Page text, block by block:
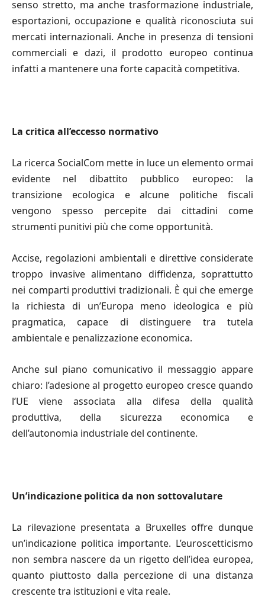
senso stretto, ma anche trasformazione industriale,
esportazioni, occupazione e qualità riconosciuta sui
mercati internazionali. Anche in presenza di tensioni
commerciali e dazi, il prodotto europeo continua
infatti a mantenere una forte capacità competitiva.
La critica all’eccesso normativo
La ricerca SocialCom mette in luce un elemento ormai
evidente nel dibattito pubblico europeo: la
transizione ecologica e alcune politiche fiscali
vengono spesso percepite dai cittadini come
strumenti punitivi più che come opportunità.
Accise, regolazioni ambientali e direttive considerate
troppo invasive alimentano diffidenza, soprattutto
nei comparti produttivi tradizionali. È qui che emerge
la richiesta di un’Europa meno ideologica e più
pragmatica, capace di distinguere tra tutela
ambientale e penalizzazione economica.
Anche sul piano comunicativo il messaggio appare
chiaro: l’adesione al progetto europeo cresce quando
l’UE viene associata alla difesa della qualità
produttiva, della sicurezza economica e
dell’autonomia industriale del continente.
Un’indicazione politica da non sottovalutare
La rilevazione presentata a Bruxelles offre dunque
un’indicazione politica importante. L’euroscetticismo
non sembra nascere da un rigetto dell’idea europea,
quanto piuttosto dalla percezione di una distanza
crescente tra istituzioni e vita reale.